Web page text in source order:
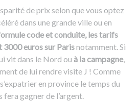
de prix selon que vous optez
dans une grande ville ou en
code et conduite, les tarifs
euros sur Parisnotamment. Si
vit dans le Nord ou à la campagne,
de lui rendre visite J ! Comme
en province le temps du
fera gagner de l’argent.